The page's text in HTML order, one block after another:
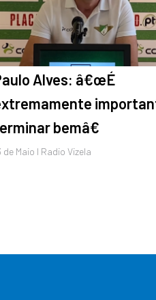
Alves: â€œÉ
bemâ€
de Maio I Radio Vizela